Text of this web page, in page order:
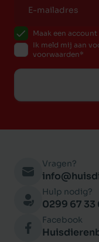
Maak een
Ik meld mij aan
voorwaarden
Vragen?
Hulp nodig?
0299 67 33
Facebook